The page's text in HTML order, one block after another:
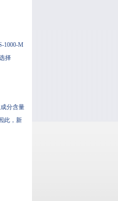
1000-M
择
分含量
此，新